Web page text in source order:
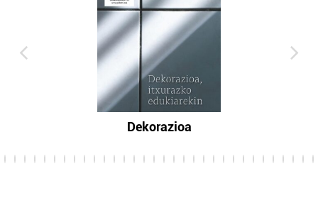
Dekorazioa